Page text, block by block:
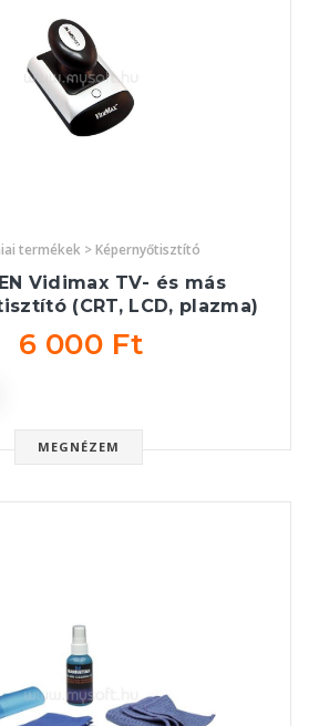
termékek > Képernyőtisztító
Vidimax TV- és más
(CRT, LCD, plazma)
6 000 Ft
MEGNÉZEM